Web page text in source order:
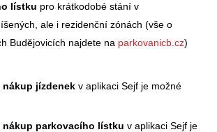
lístku pro krátkodobé stání v
ale i rezidenční zónách (vše o
Budějovicích najdete na parkovanicb.cz)
nákup jízdenek v aplikaci Sejf je možné
nákup parkovacího lístku v aplikaci Sejf je